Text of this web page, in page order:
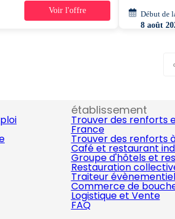
1 jour
Voir l'offre
Début de
8 août
établissement
Trouver des renforts
France
Trouver des renforts
Café et restaurant
Groupe d'hôtels et
Restauration
Traiteur évènementiel
Commerce de
Logistique et Vente
FAQ